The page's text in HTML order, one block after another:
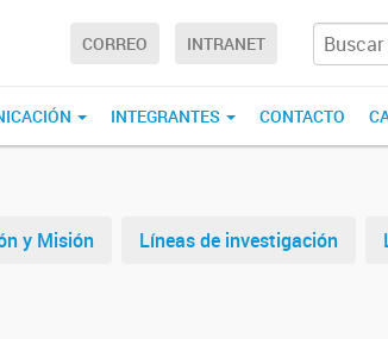
CORREO INTRANET
INTEGRANTES CONTACTO
y Misión Líneas de investigación